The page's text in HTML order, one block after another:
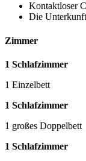
Kontaktloser
Die
Zimmer
1 Schlafzimmer
1 Einzelbett
1 Schlafzimmer
1 großes Doppelbett
1 Schlafzimmer